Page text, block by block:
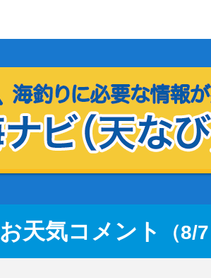
お天気コメント （8/